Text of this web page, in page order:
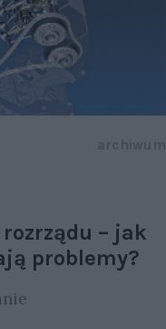
– jak
problemy?